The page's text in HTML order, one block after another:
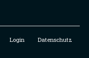
Login Datenschutz